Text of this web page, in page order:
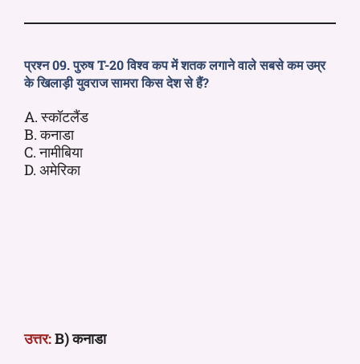
प्रश्न 09. पुरुष T-20 विश्व कप में शतक लगाने वाले सबसे कम उम्र
के खिलाड़ी युवराज सामरा किस देश से हैं?
A. स्कॉटलैंड
B. कनाडा
C. नामीबिया
D. अमेरिका
उत्तर:B) कनाडा